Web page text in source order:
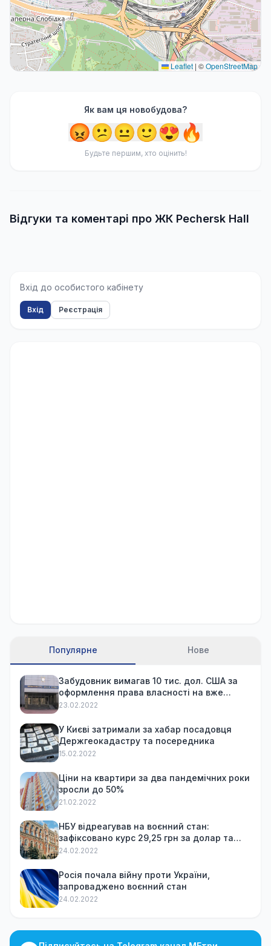
Leaflet | ©OpenStreetMap
Як вам ця новобудова?
😡😕😐🙂😍🔥
Будьте першим, хто оцінить!
Відгуки та коментарі про ЖК Pechersk Hall
Вхід до особистого кабінету
Вхід Реєстрація
Популярне Нове
Забудовник вимагав 10 тис. дол. США за
оформлення права власності на вже
куплену квартиру
23.02.2022
У Києві затримали за хабар посадовця
Держгеокадастру та посередника
15.02.2022
Ціни на квартири за два пандемічних роки
зросли до 50%
21.02.2022
НБУ відреагував на воєнний стан:
зафіксовано курс 29,25 грн за долар та
обмежив зняття готівки
24.02.2022
Росія почала війну проти України,
запроваджено воєнний стан
24.02.2022